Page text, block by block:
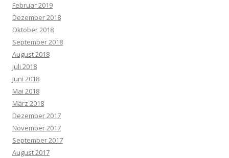
Februar 2019
Dezember 2018
Oktober 2018
September 2018
August 2018
Juli 2018
Juni 2018
Mai 2018
März 2018
Dezember 2017
November 2017
September 2017
August 2017